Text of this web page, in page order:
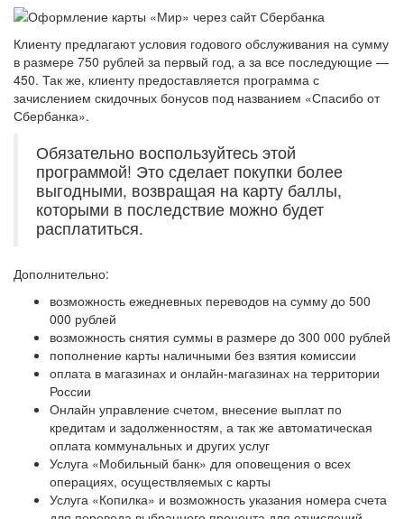
Клиенту предлагают условия годового обслуживания на сумму
в размере 750 рублей за первый год, а за все последующие —
450. Так же, клиенту предоставляется программа с
зачислением скидочных бонусов под названием «Спасибо от
Сбербанка».
Обязательно воспользуйтесь этой
программой! Это сделает покупки более
выгодными, возвращая на карту баллы,
которыми в последствие можно будет
расплатиться.
Дополнительно:
возможность ежедневных переводов на сумму до 500
000 рублей
возможность снятия суммы в размере до 300 000 рублей
пополнение карты наличными без взятия комиссии
оплата в магазинах и онлайн-магазинах на территории
России
Онлайн управление счетом, внесение выплат по
кредитам и задолженностям, а так же автоматическая
оплата коммунальных и других услуг
Услуга «Мобильный банк» для оповещения о всех
операциях, осуществляемых с карты
Услуга «Копилка» и возможность указания номера счета